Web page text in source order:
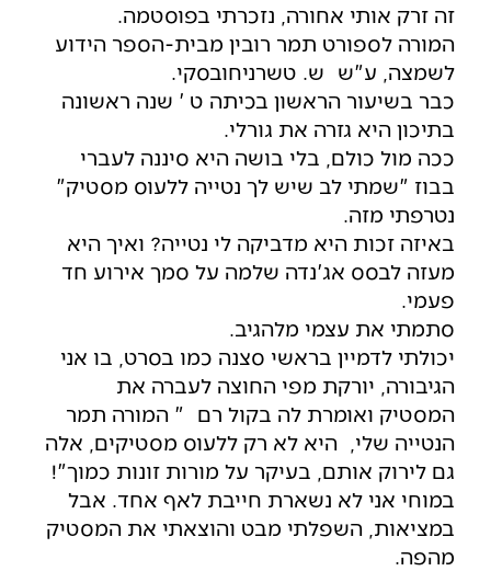
זה זרק אותי אחורה, נזכרתי בפוסטמה.
המורה לספורט תמר רובין מבית-הספר הידוע
לשמצה, ע"ש ש. טשרניחובסקי.
כבר בשיעור הראשון בכיתה ט ' שנה ראשונה
בתיכון היא גזרה את גורלי.
ככה מול כולם, בלי בושה היא סיננה לעברי
בבוז "שמתי לב שיש לך נטייה ללעוס מסטיק"
נטרפתי מזה.
באיזה זכות היא מדביקה לי נטייה? ואיך היא
מעזה לבסס אג'נדה שלמה על סמך אירוע חד
פעמי.
סתמתי את עצמי מלהגיב.
יכולתי לדמיין בראשי סצנה כמו בסרט, בו אני
הגיבורה, יורקת מפי החוצה לעברה את
המסטיק ואומרת לה בקול רם " המורה תמר
הנטייה שלי,
היא לא רק ללעוס מסטיקים, אלה
גם לירוק אותם, בעיקר על מורות זונות כמוך"!
במוחי אני לא נשארת חייבת לאף אחד. אבל
במציאות, השפלתי מבט והוצאתי את המסטיק
מהפה.